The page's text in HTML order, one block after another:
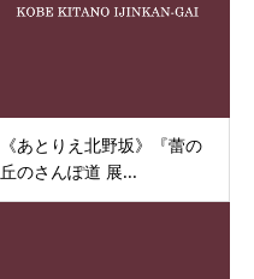
《あとりえ北野坂》『蕾の
丘のさんぽ道 展...